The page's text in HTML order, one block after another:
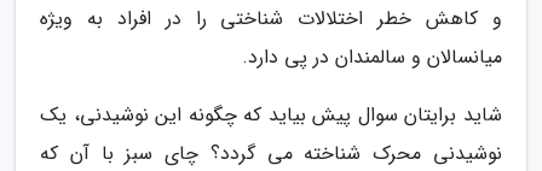
و کاهش خطر اختلالات شناختی را در افراد به ویژه
میانسالان و سالمندان در پی دارد.
شاید برایتان سوال پیش بیاید که چگونه این نوشیدنی، یک
نوشیدنی محرک شناخته می گردد؟ چای سبز با آن که